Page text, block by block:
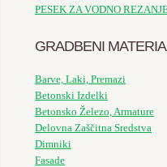
PESEK ZA VODNO
GRADBENI
Barve, Laki, Premazi
Betonski Izdelki
Betonsko Železo, Armature
Delovna Zaščitna Sredstva
Dimniki
Fasade